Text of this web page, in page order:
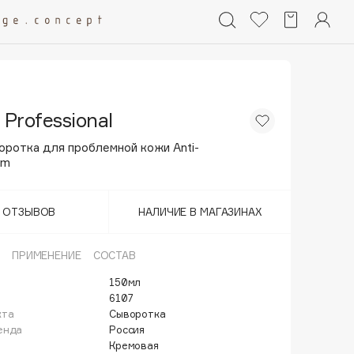
для проблемной кожи Anti-
ОТЗЫВОВ НАЛИЧИЕ В МАГАЗИНАХ
ПРИМЕНЕНИЕ СОСТАВ
150мл
6107
Сыворотка
Россия
Кремовая